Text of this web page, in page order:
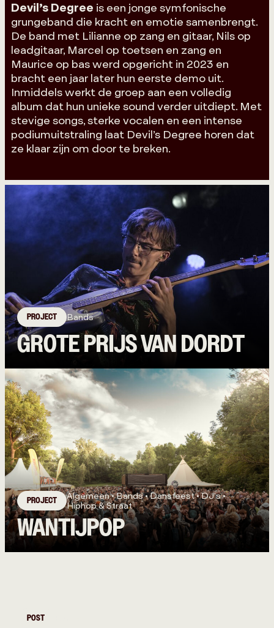
Devil’s Degree is een jonge symfonische
grungeband die kracht en emotie samenbrengt.
De band met Lilianne op zang en gitaar, Nils op
leadgitaar, Marcel op toetsen en zang en
Maurice op bas werd opgericht in 2023 en
bracht een jaar later hun eerste demo uit.
Inmiddels werkt de groep aan een volledig
album dat hun unieke sound verder uitdiept. Met
stevige songs, sterke vocalen en een intense
podiumuitstraling laat Devil’s Degree horen dat
ze klaar zijn om door te breken.
PROJECT Bands
GROTE PRIJS VAN DORDT
PROJECT
Algemeen • Bands • Dansfeest • DJ's •
Hiphop & Straat
WANTIJPOP
POST